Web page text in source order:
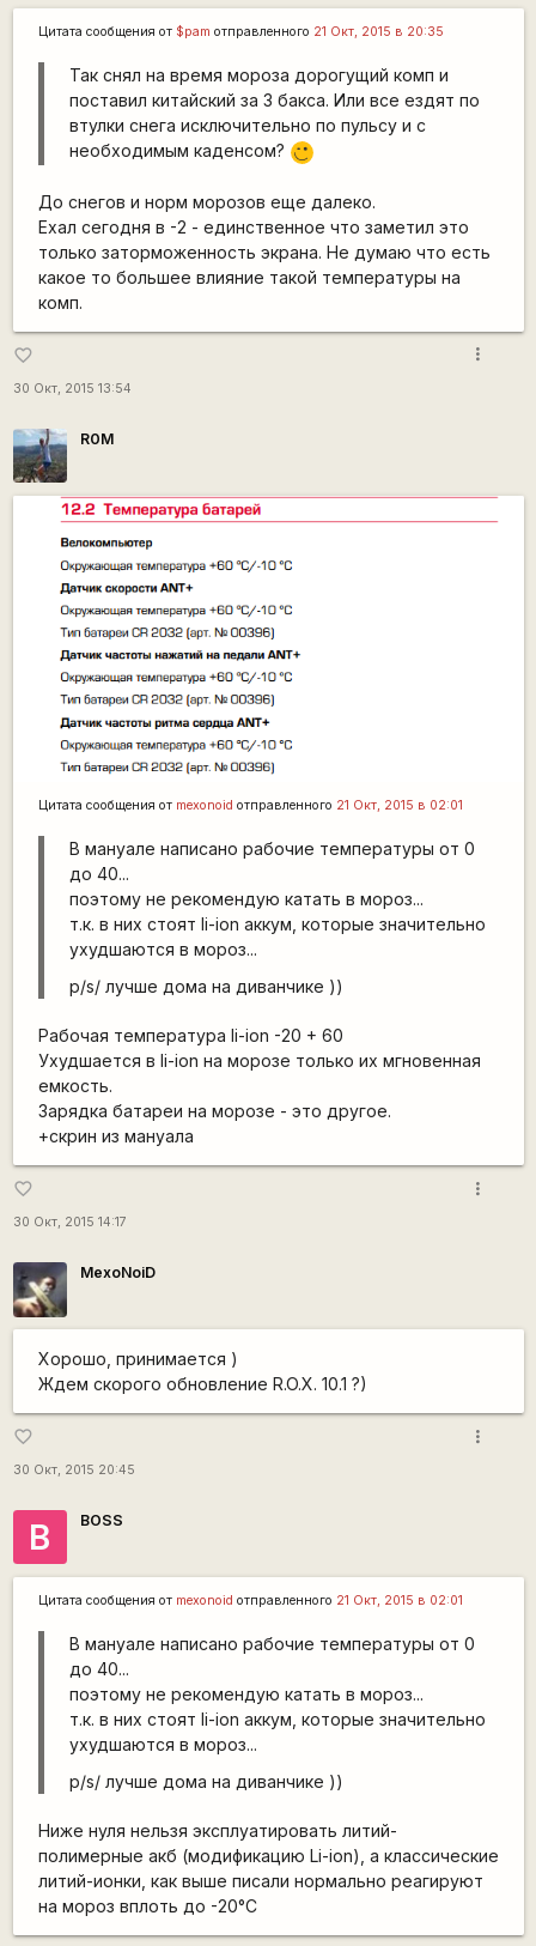
Цитата сообщения от $pam отправленного 21 Окт, 2015 в 20:35
Так снял на время мороза дорогущий комп и
поставил китайский за 3 бакса. Или все ездят по
втулки снега исключительно по пульсу и с
необходимым каденсом?
;)
До снегов и норм морозов еще далеко.
Ехал сегодня в -2 - единственное что заметил это
только заторможенность экрана. Не думаю что есть
какое то большее влияние такой температуры на
комп.
favorite_border
30 Окт, 2015 13:54
more_vert
R0M
Цитата сообщения от mexonoid отправленного 21 Окт, 2015 в 02:01
В мануале написано рабочие температуры от 0
до 40...
поэтому не рекомендую катать в мороз...
т.к. в них стоят li-ion аккум, которые значительно
ухудшаются в мороз...
p/s/ лучше дома на диванчике ))
Рабочая температура li-ion -20 + 60
Ухудшается в li-ion на морозе только их мгновенная
емкость.
Зарядка батареи на морозе - это другое.
+скрин из мануала
favorite_border
30 Окт, 2015 14:17
more_vert
MexoNoiD
Хорошо, принимается )
Ждем скорого обновление R.O.X. 10.1 ?)
favorite_border
30 Окт, 2015 20:45
more_vert
B BOSS
Цитата сообщения от mexonoid отправленного 21 Окт, 2015 в 02:01
В мануале написано рабочие температуры от 0
до 40...
поэтому не рекомендую катать в мороз...
т.к. в них стоят li-ion аккум, которые значительно
ухудшаются в мороз...
p/s/ лучше дома на диванчике ))
Ниже нуля нельзя эксплуатировать литий-
полимерные акб (модификацию Li-ion), а классические
литий-ионки, как выше писали нормально реагируют
на мороз вплоть до -20°С